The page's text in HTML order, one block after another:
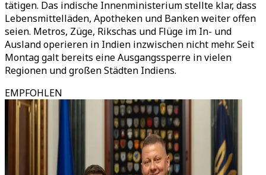
tätigen. Das indische Innenministerium stellte klar, dass
Lebensmittelläden, Apotheken und Banken weiter offen
seien. Metros, Züge, Rikschas und Flüge im In- und
Ausland operieren in Indien inzwischen nicht mehr. Seit
Montag galt bereits eine Ausgangssperre in vielen
Regionen und großen Städten Indiens.
EMPFOHLEN